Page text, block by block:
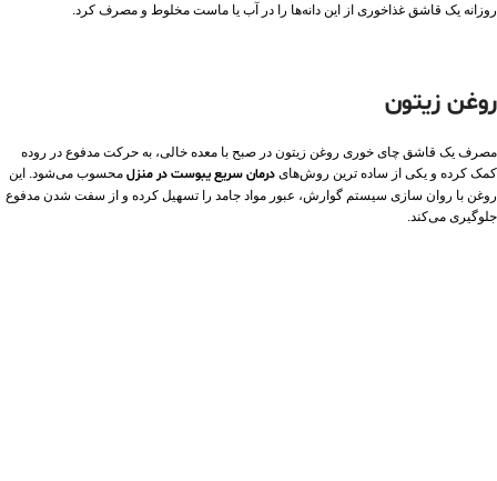
روزانه یک قاشق غذاخوری از این دانه‌ها را در آب یا ماست مخلوط و مصرف کرد.
روغن زیتون
مصرف یک قاشق چای‌ خوری روغن زیتون در صبح با معده خالی، به حرکت مدفوع در روده
کمک کرده و یکی از ساده‌ ترین روش‌های درمان سریع یبوست در منزل محسوب می‌شود. این
روغن با روان‌ سازی سیستم گوارش، عبور مواد جامد را تسهیل کرده و از سفت‌ شدن مدفوع
جلوگیری می‌کند.